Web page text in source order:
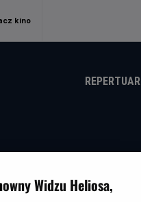
kino
REPERTUAR
Widzu Heliosa,